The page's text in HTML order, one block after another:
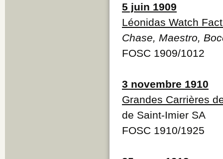
5 juin 1909
Léonidas Watch
Chase, Maestro,
FOSC 1909/1012
3 novembre 1910
Grandes Carrières
de Saint-Imier SA
FOSC 1910/1925